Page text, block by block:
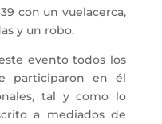
con un vuelacerca,
y un robo.
evento todos los
participaron en él
tal y como lo
a mediados de